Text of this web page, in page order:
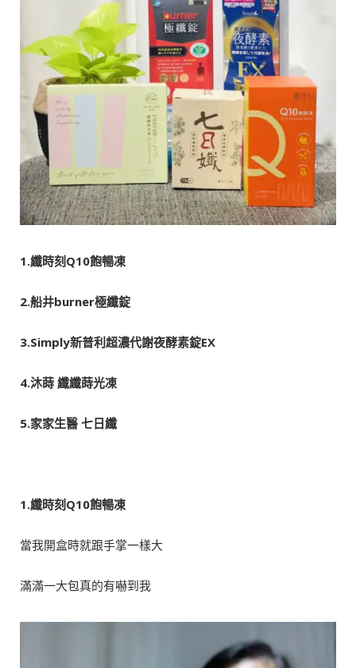
1.纖時刻Q10飽暢凍
2.船井burner極纖錠
3.Simply新普利超濃代謝夜酵素錠EX
4.沐蒔 纖纖蒔光凍
5.家家生醫 七日纖
1.纖時刻Q10飽暢凍
當我開盒時就跟手掌一樣大
滿滿一大包真的有嚇到我